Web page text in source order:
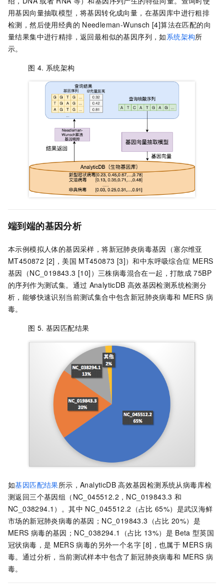
用基因向量抽取模型，将基因转化成向量，在基因库中进行粗排
检测，然后使用经典的 Needleman-Wunsch [4]算法在匹配的向
量结果集中进行精排，返回最相似的基因序列，如系统架构所
示。
图 4. 系统架构
端到端的基因分析
本示例模拟人体的基因采样，将新冠肺炎病毒基因（塞尔维亚
MT450872 [2]，美国 MT450873 [3]）和中东呼吸综合症 MERS
基因（NC_019843.3 [10]）三株病毒混合在一起，打散成 75BP
的序列作为测试集。通过 AnalyticDB 高效基因检测系统检测分
析，能够快速识别当前测试集合中包含新冠肺炎病毒和 MERS 病
毒。
图 5. 基因匹配结果
如基因匹配结果所示，AnalyticDB 高效基因检测系统从病毒库检
测返回三个基因组（NC_045512.2，NC_019843.3 和
NC_038294.1）。其中 NC_045512.2（占比 65%）是武汉海鲜
市场的新冠肺炎病毒的基因；NC_019843.3（占比 20%）是
MERS 病毒的基因；NC_038294.1（占比 13%）是 Beta 型英国
冠状病毒，是 MERS 病毒的另外一个名字 [8]，也属于 MERS 病
毒。通过分析，当前测试样本中包含了新冠肺炎病毒和 MERS 病
毒。